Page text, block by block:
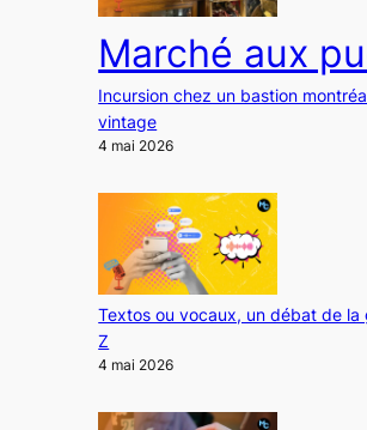
Marché aux
Incursion chez un bastion
vintage
4 mai 2026
Textos ou vocaux, un débat de la
Z
4 mai 2026